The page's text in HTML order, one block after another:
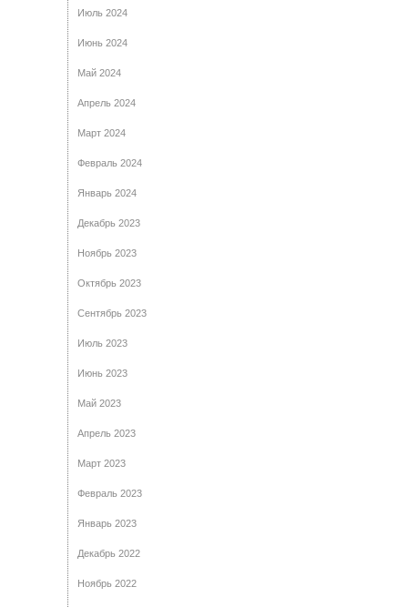
Июль 2024
Июнь 2024
Май 2024
Апрель 2024
Март 2024
Февраль 2024
Январь 2024
Декабрь 2023
Ноябрь 2023
Октябрь 2023
Сентябрь 2023
Июль 2023
Июнь 2023
Май 2023
Апрель 2023
Март 2023
Февраль 2023
Январь 2023
Декабрь 2022
Ноябрь 2022